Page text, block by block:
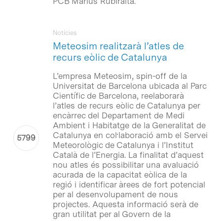
Meteosim realitzarà l’atles de
recurs eòlic de Catalunya
Notícies
L’empresa Meteosim, spin-off de la
Universitat de Barcelona ubicada al Parc
Científic de Barcelona, reelaborarà
l’atles de recurs eòlic de Catalunya per
encàrrec del Departament de Medi
Ambient i Habitatge de la Generalitat de
Catalunya en col·laboració amb el Servei
Meteorològic de Catalunya i l’Institut
Català de l’Energia. La finalitat d’aquest
nou atles és possibilitar una avaluació
acurada de la capacitat eòlica de la
regió i identificar àrees de fort potencial
per al desenvolupament de nous
projectes. Aquesta informació serà de
gran utilitat per al Govern de la